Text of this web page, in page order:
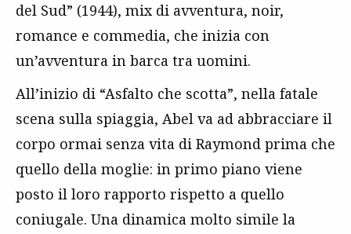
del Sud” (1944), mix di avventura, noir,
romance e commedia, che inizia con
un’avventura in barca tra uomini.
All’inizio di “Asfalto che scotta”, nella fatale
scena sulla spiaggia, Abel va ad abbracciare il
corpo ormai senza vita di Raymond prima che
quello della moglie: in primo piano viene
posto il loro rapporto rispetto a quello
coniugale. Una dinamica molto simile la